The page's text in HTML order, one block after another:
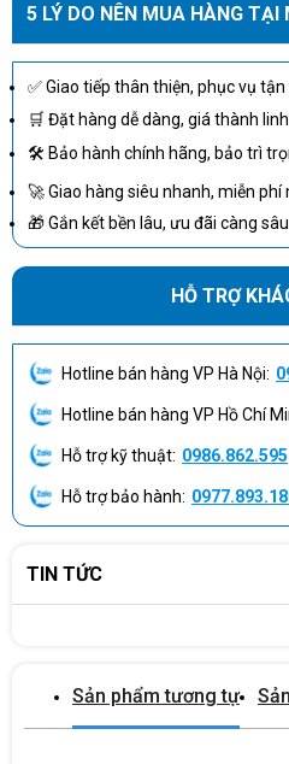
5 LÝ DO NÊN MUA HÀNG TẠI
✅ Giao tiếp thân thiện, phục vụ
🛒 Đặt hàng dễ dàng, giá thành
🛠 Bảo hành chính hãng, bảo trì
🚀 Giao hàng siêu nhanh, miễn phí
🎁 Gắn kết bền lâu, ưu đãi càng sâu
HỖ TRỢ
Hotline bán hàng VP Hà Nội:
Hotline bán hàng VP Hồ Chí
Hỗ trợ kỹ thuật: 0986.862.595
Hỗ trợ bảo hành:
TIN TỨC
Sản phẩm tương tự